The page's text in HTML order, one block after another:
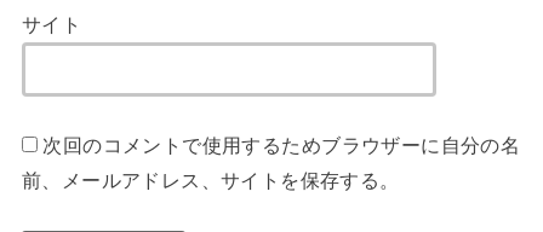
サイト
次回のコメントで使用するためブラウザーに自分の名
前、メールアドレス、サイトを保存する。